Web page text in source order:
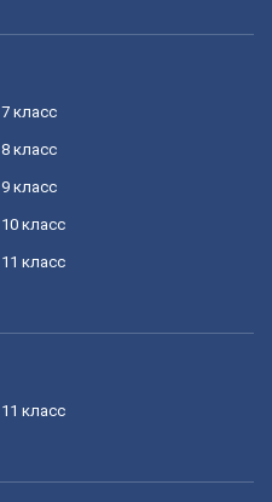
7 класс
8 класс
9 класс
10 класс
11 класс
11 класс